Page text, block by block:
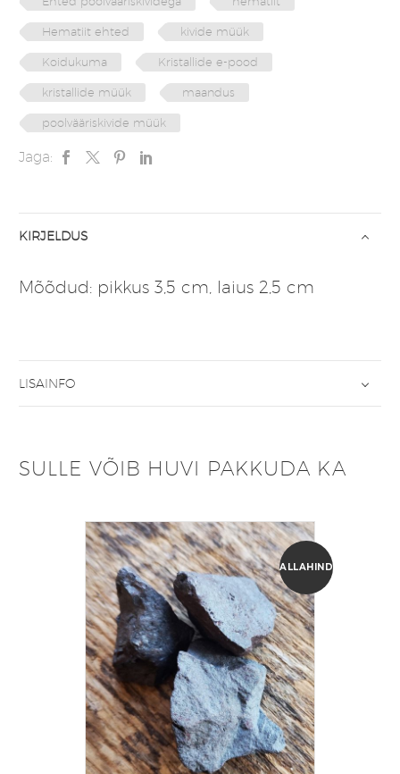
Hematiit ehted kivide müük
Koidukuma Kristallide e-pood
kristallide müük maandus
poolvääriskivide müük
Jaga:
KIRJELDUS
Mõõdud: pikkus 3,5 cm, laius 2,5 cm
LISAINFO
SULLE VÕIB HUVI PAKKUDA KA
ALLAHINDLUS!